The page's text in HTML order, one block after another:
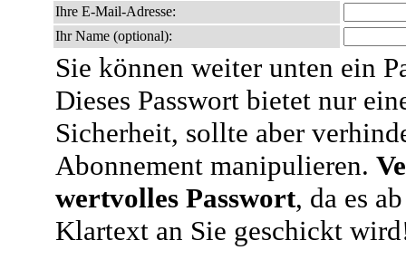
Ihre E-Mail-Adresse:
Ihr Name (optional):
Sie können weiter unten ein
Dieses Passwort bietet nur
Sicherheit, sollte aber
Abonnement manipulieren.
wertvolles Passwort, da es
Klartext an Sie geschickt